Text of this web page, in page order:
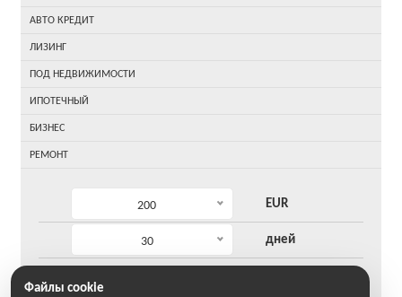
АВТО КРЕДИТ
ЛИЗИНГ
ПОД НЕДВИЖИМОСТИ
ИПОТЕЧНЫЙ
БИЗНЕС
РЕМОНТ
200 EUR
30
5
дней
Файлы cookie